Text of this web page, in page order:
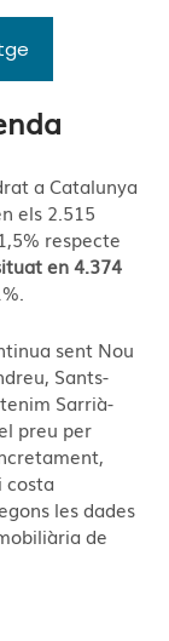
a Catalunya
els 2.515
respecte
en 4.374
sent Nou
Sants-
Sarrià-
preu per
costa
les dades
de